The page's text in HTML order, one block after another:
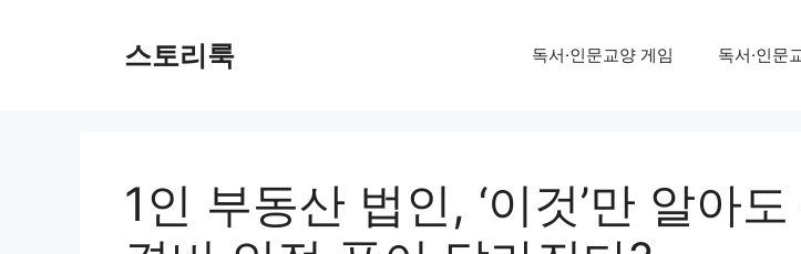
스토리룩 독서·인문교양 게임 독서·인문
1인 부동산 법인, ‘이것’만 알아도